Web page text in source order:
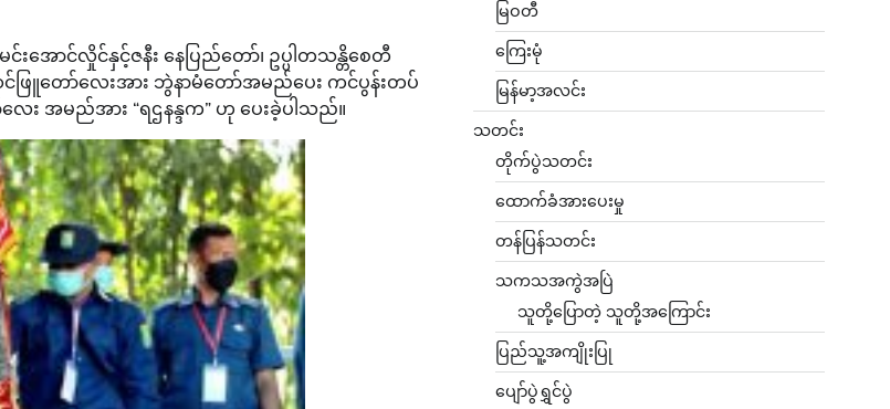
းအောင်လှိုင်နှင့်ဇနီး နေပြည်တော်၊ ဥပ္ပါတသန္တိစေတီ
ြူတော်လေးအား ဘွဲနာမံတော်အမည်ပေး ကင်ပွန်းတပ်
း အမည်အား “ရဌနန္ဒက” ဟု ပေးခဲ့ပါသည်။
မြဝတီ
ကြေးမုံ
မြန်မာ့အလင်း
သတင်း
တိုက်ပွဲသတင်း
ထောက်ခံအားပေးမှု
တန်ပြန်သတင်း
သကသအကွဲအပြဲ
သူတို့ပြောတဲ့ သူတို့အကြောင်း
ပြည်သူ့အကျိုးပြု
ပျော်ပွဲရွှင်ပွဲ